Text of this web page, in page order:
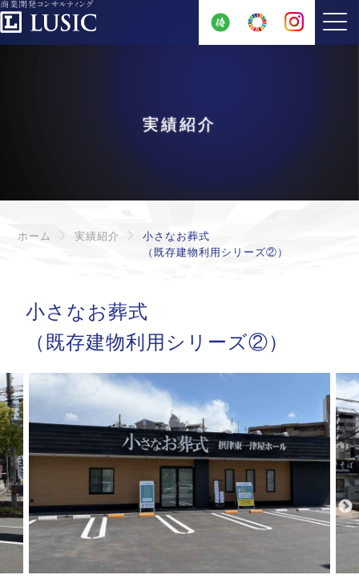
実績紹介
ホーム 実績紹介
小さなお葬式
（既存建物利用シリーズ②）
小さなお葬式
（既存建物利用シリーズ②）